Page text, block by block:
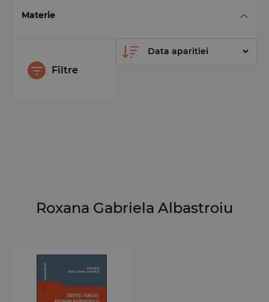
Materie
Filtre
Roxana Gabriela Albastroiu